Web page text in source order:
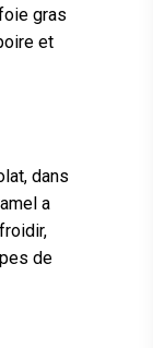
gras
et
dans
a
de